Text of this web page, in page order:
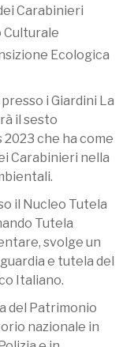
Carabinieri
Culturale
Ecologica
i Giardini La
il sesto
che ha come
Carabinieri nella
il Nucleo Tutela
Tutela
svolge un
e tutela del
Italiano.
del Patrimonio
nazionale in